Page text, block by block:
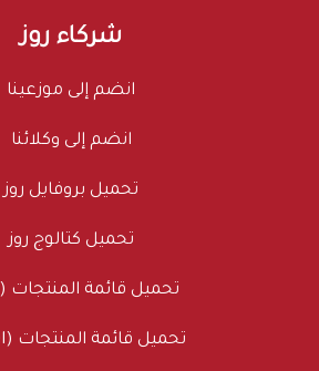
شركاء روز
انضم إلى موزعينا
انضم إلى وكلائنا
تحميل بروفايل روز
تحميل كتالوج روز
تحميل قائمة المنتجات (pdf)
تحميل قائمة المنتجات (excel)